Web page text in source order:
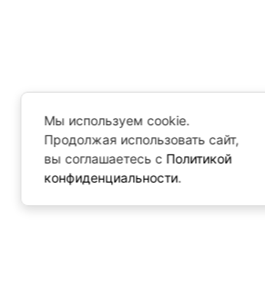
Мы используем cookie.
Продолжая использовать сайт,
вы соглашаетесь с Политикой
конфиденциальности.